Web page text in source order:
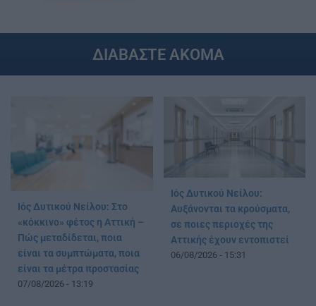
ΔΙΑΒΑΣΤΕ ΑΚΟΜΑ
Ιός Δυτικού Νείλου: Στο
«κόκκινο» φέτος η Αττική –
Πώς μεταδίδεται, ποια
είναι τα συμπτώματα, ποια
είναι τα μέτρα προστασίας
07/08/2026 - 13:19
Ιός Δυτικού Νείλου:
Αυξάνονται τα κρούσματα,
σε ποιες περιοχές της
Αττικής έχουν εντοπιστεί
06/08/2026 - 15:31